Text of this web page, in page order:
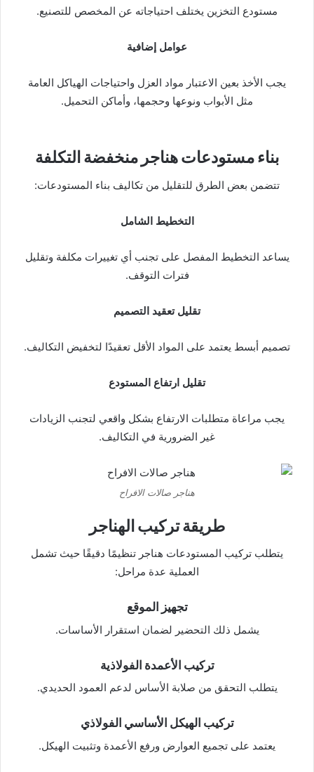
مستودع التخزين يختلف احتياجاته عن المخصص للتصنيع.
عوامل إضافية
يجب الأخذ بعين الاعتبار مواد العزل واحتياجات الهياكل العامة
مثل الأبواب ونوعها وحجمها، وأماكن التحميل.
بناء مستودعات هناجر منخفضة التكلفة
تتضمن بعض الطرق للتقليل من تكاليف بناء المستودعات:
التخطيط الشامل
يساعد التخطيط المفصل على تجنب أي تغييرات مكلفة وتقليل
فترات التوقف.
تقليل تعقيد التصميم
تصميم أبسط يعتمد على المواد الأقل تعقيدًا لتخفيض التكاليف.
تقليل ارتفاع المستودع
يجب مراعاة متطلبات الارتفاع بشكل واقعي لتجنب الزيادات
غير الضرورية في التكاليف.
هناجر صالات الافراح
طريقة تركيب الهناجر
يتطلب تركيب المستودعات هناجر تنظيمًا دقيقًا حيث تشمل
العملية عدة مراحل:
تجهيز الموقع
يشمل ذلك التحضير لضمان استقرار الأساسات.
تركيب الأعمدة الفولاذية
يتطلب التحقق من صلابة الأساس لدعم العمود الحديدي.
تركيب الهيكل الأساسي الفولاذي
يعتمد على تجميع العوارض ورفع الأعمدة وتثبيت الهيكل.